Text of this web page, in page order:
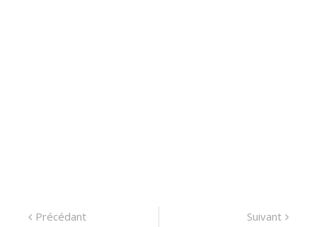
Navigation
PrécédantPrécédant: Suivant